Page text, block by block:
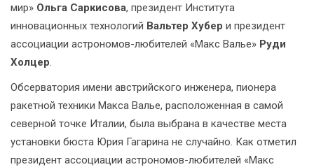
мир» Ольга Саркисова, президент Института
инновационных технологий Вальтер Хубер и президент
ассоциации астрономов-любителей «Макс Валье» Руди
Холцер
Обсерватория имени австрийского инженера, пионера
ракетной техники Макса Валье, расположенная в самой
северной точке Италии, была выбрана в качестве места
установки бюста Юрия Гагарина не случайно. Как отметил
президент ассоциации астрономов-любителей «Макс